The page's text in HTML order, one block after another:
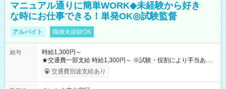
マニュアル通りに簡単WORK◆未経験から好き
な時にお仕事できる！単発OK◎試験監督
アルバイト 職種未経験OK
給与
時給1,300円～
★交通費一部支給 時給1,300円～ ※試験・役割により手当あり
※勤務回数により昇給あり 【即給（前払い）オプションあ
り！】 希望される場合、勤務から1週間ほどで給与の一部を受け
交通費別途支給あり